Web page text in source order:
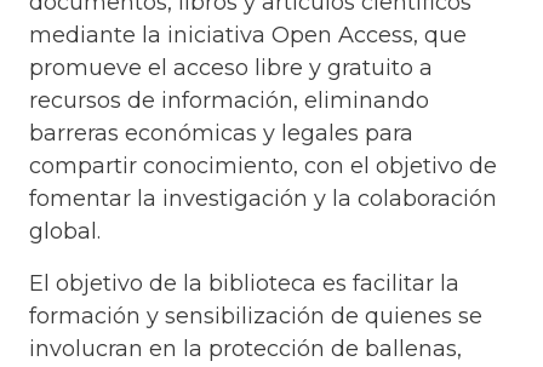
mediante la iniciativa Open Access, que
promueve el acceso libre y gratuito a
recursos de información, eliminando
barreras económicas y legales para
compartir conocimiento, con el objetivo de
fomentar la investigación y la colaboración
global.
El objetivo de la biblioteca es facilitar la
formación y sensibilización de quienes se
involucran en la protección de ballenas,